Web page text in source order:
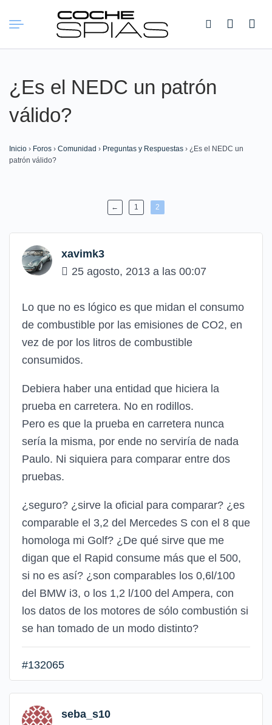
Buscar:
¿Es el NEDC un patrón
válido?
Inicio › Foros › Comunidad › Preguntas y Respuestas › ¿Es el NEDC un
patrón válido?
← 1 2
xavimk3
25 agosto, 2013 a las 00:07
Lo que no es lógico es que midan el consumo
de combustible por las emisiones de CO2, en
vez de por los litros de combustible
consumidos.
Debiera haber una entidad que hiciera la
prueba en carretera. No en rodillos.
Pero es que la prueba en carretera nunca
sería la misma, por ende no serviría de nada
Paulo. Ni siquiera para comparar entre dos
pruebas.
¿seguro? ¿sirve la oficial para comparar? ¿es
comparable el 3,2 del Mercedes S con el 8 que
homologa mi Golf? ¿De qué sirve que me
digan que el Rapid consume más que el 500,
si no es así? ¿son comparables los 0,6l/100
del BMW i3, o los 1,2 l/100 del Ampera, con
los datos de los motores de sólo combustión si
se han tomado de un modo distinto?
#132065
seba_s10